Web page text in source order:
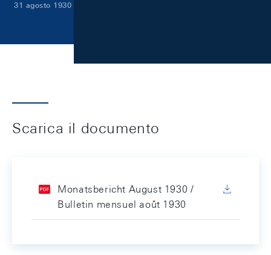
31 agosto 1930
Scarica il documento
Monatsbericht August 1930 /
Bulletin mensuel août 1930